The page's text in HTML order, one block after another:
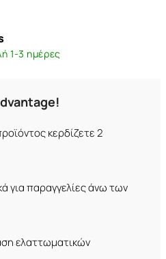
1-3 ημέρες
κερδίζετε 2
για παραγγελίες άνω των
ελαττωματικών